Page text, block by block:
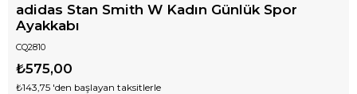
adidas Stan Smith W Kadın Günlük Spor
Ayakkabı
CQ2810
₺575,00
₺143,75 'den başlayan taksitlerle